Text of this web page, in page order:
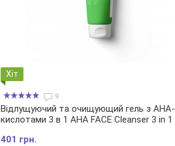
Хіт
9
Відлущуючий та очищующий гель з АНА-
кислотами 3 в 1 AHA FACE Cleanser 3 in 1
401 грн.